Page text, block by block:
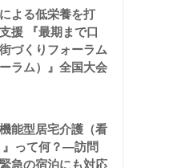
よる低栄養を打
援 『最期まで口
づくりフォーラム
ラム）』全国大会
能型居宅介護（看
』って何？―訪問
急の宿泊にも対応